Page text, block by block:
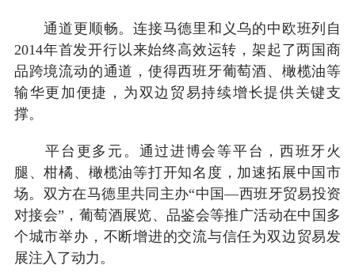
通道更顺畅。连接马德里和义乌的中欧班列自
2014年首发开行以来始终高效运转，架起了两国商
品跨境流动的通道，使得西班牙葡萄酒、橄榄油等
输华更加便捷，为双边贸易持续增长提供关键支
撑。
平台更多元。通过进博会等平台，西班牙火
腿、柑橘、橄榄油等打开知名度，加速拓展中国市
场。双方在马德里共同主办“中国—西班牙贸易投资
对接会”，葡萄酒展览、品鉴会等推广活动在中国多
个城市举办，不断增进的交流与信任为双边贸易发
展注入了动力。